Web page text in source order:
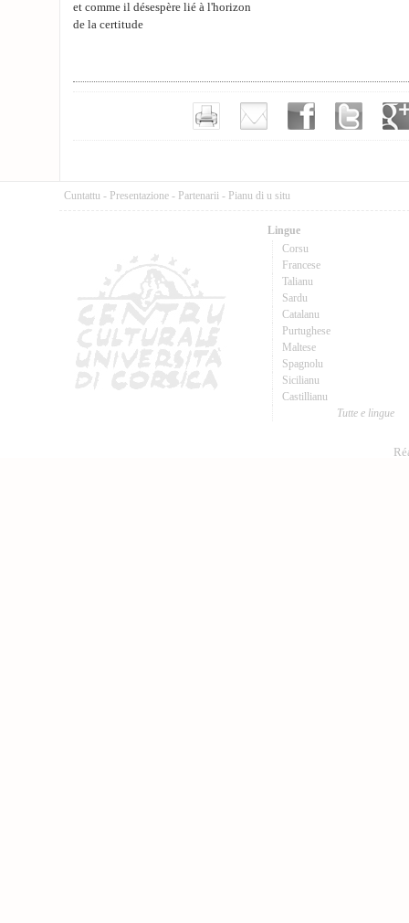
et comme il désespère lié à l'horizon
de la certitude
Cuntattu - Presentazione - Partenarii - Pianu di u situ
Lingue
Corsu
Francese
Talianu
Sardu
Catalanu
Purtughese
Maltese
Spagnolu
Sicilianu
Castillianu
Tutte e lingue